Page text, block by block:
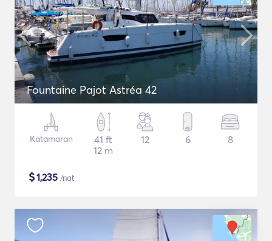
Fountaine Pajot Astréa 42
Katamaran
41 ft
12 m
12 6 8
$1,235 /nat